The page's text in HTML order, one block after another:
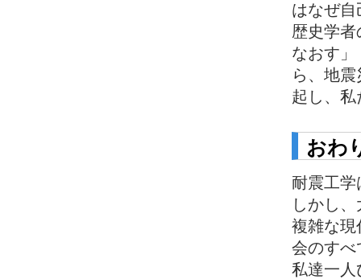
はなぜ
歴史学
なおす
ら、地
起し、
おわ
耐震工
しかし
複雑な現
会のすべ
私達一人